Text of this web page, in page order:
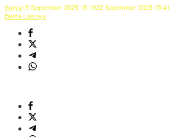
Surya15 September 2025 15:1922 September 2025 15:41
Berita Lainnya